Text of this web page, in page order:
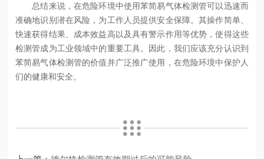
总结来说，在危险环境中使用苯简易气体检测管可以迅速而
准确地识别潜在风险，为工作人员提供安全保障。其操作简单、
快速获得结果、成本效益高以及具有警示作用等优势，使得这些
检测管成为工业领域中的重要工具。因此，我们应该充分认识到
苯简易气体检测管的价值并广泛推广使用，在危险环境中保护人
们的健康和安全。